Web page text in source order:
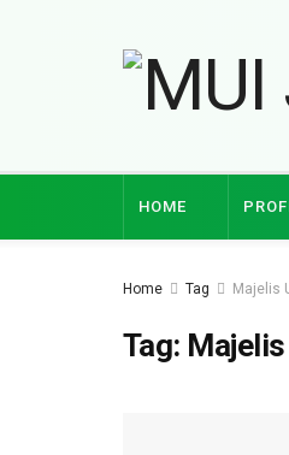
HOME
Home Tag Majelis
Tag: